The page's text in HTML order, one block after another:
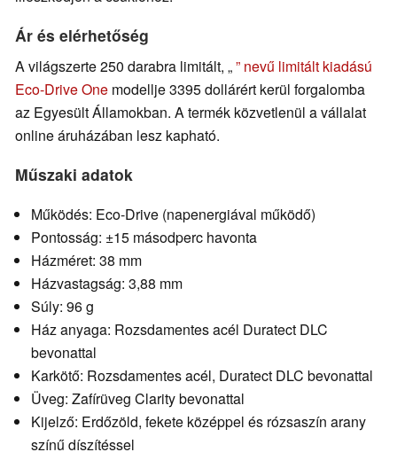
Ár és elérhetőség
A világszerte 250 darabra limitált, „” nevű limitált kiadású
Eco-Drive One modellje 3395 dollárért kerül forgalomba
az Egyesült Államokban. A termék közvetlenül a vállalat
online áruházában lesz kapható.
Műszaki adatok
Működés: Eco-Drive (napenergiával működő)
Pontosság: ±15 másodperc havonta
Házméret: 38 mm
Házvastagság: 3,88 mm
Súly: 96 g
Ház anyaga: Rozsdamentes acél Duratect DLC
bevonattal
Karkötő: Rozsdamentes acél, Duratect DLC bevonattal
Üveg: Zafírüveg Clarity bevonattal
Kijelző: Erdőzöld, fekete középpel és rózsaszín arany
színű díszítéssel